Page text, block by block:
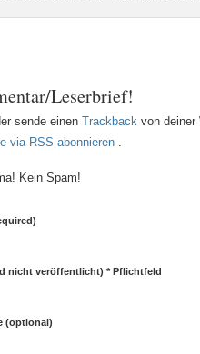
Leserbrief!
sende einen Trackback von deiner
via RSS abonnieren .
Kein Spam!
nicht veröffentlicht) * Pflichtfeld
(optional)